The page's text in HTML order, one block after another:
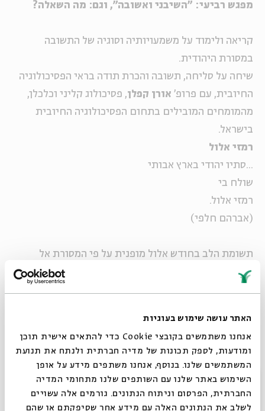
האתר עושה שימוש בעוגיות
אנחנו משתמשים בקובצי Cookie כדי להתאים אישית תוכן
ומודעות, לספק תכונות של מדיה חברתית ולנתח את תנועת
המשתמשים שלנו. בנוסף, אנחנו משתפים מידע על אופן
השימוש באתר שלנו עם השותפים שלנו מתחומי המדיה
החברתית, הפרסום וניתוח הנתונים. גורמים אלה עשויים
לשלב את הנתונים האלה עם מידע אחר שסיפקתם או שהם
מפגש רביעי: "השיבני ואשובה", וגם: מה השאלה?
קריאה ולימוד על משמעויותיה וסוגיה של התשובה
במסורת היהודית.
שיחה על סליחה, תשובה והכרת תודה בראי הפסיכולוגיה
החיובית, עם פרופ' אורן קפלן, פסיכולוג קליני וכלכלן,
מהמומחים המובילים בתחום הפסיכולוגיה החיובית
בישראל.
רמזי אלול
...סתיו יהודי בארץ אבותי
שולח בי
רמזי אלול.
(אברהם חלפי)
תשומת הלב בחודש אלול מופנית על פי המסורת אל
חשבון הנפש, לסליחה, להכנה לשנה החדשה ולתשובה.
עורכת ומנחה:אפרת טננבאום, מטפלת משפחתית וזוגית,
מנחה בעלמא – בית לתרבות עברית ובמכון אדלר.
סגור